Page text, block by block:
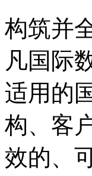
构筑并
凡国际
适用的
构、
效的